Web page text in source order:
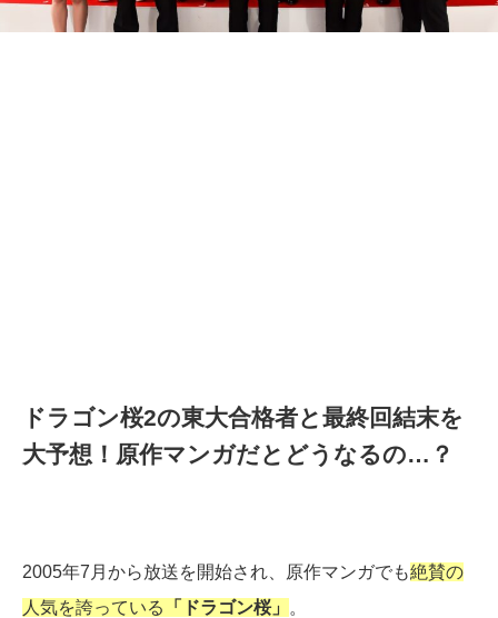
ドラゴン桜2の東大合格者と最終回結末を
大予想！原作マンガだとどうなるの…？
2005年7月から放送を開始され、原作マンガでも絶賛の
人気を誇っている
「ドラゴン桜」 。